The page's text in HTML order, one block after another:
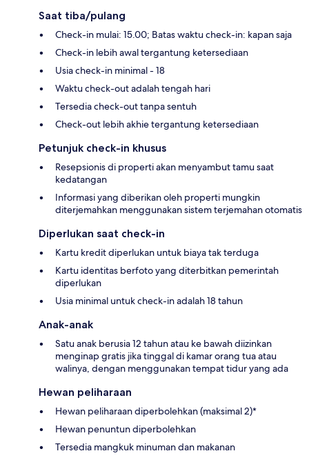
Saat tiba/pulang
Check-in mulai: 15.00; Batas waktu check-in: kapan saja
Check-in lebih awal tergantung ketersediaan
Usia check-in minimal - 18
Waktu check-out adalah tengah hari
Tersedia check-out tanpa sentuh
Check-out lebih akhie tergantung ketersediaan
Petunjuk check-in khusus
Resepsionis di properti akan menyambut tamu saat
kedatangan
Informasi yang diberikan oleh properti mungkin
diterjemahkan menggunakan sistem terjemahan otomatis
Diperlukan saat check-in
Kartu kredit diperlukan untuk biaya tak terduga
Kartu identitas berfoto yang diterbitkan pemerintah
diperlukan
Usia minimal untuk check-in adalah 18 tahun
Anak-anak
Satu anak berusia 12 tahun atau ke bawah diizinkan
menginap gratis jika tinggal di kamar orang tua atau
walinya, dengan menggunakan tempat tidur yang ada
Hewan peliharaan
Hewan peliharaan diperbolehkan (maksimal 2)*
Hewan penuntun diperbolehkan
Tersedia mangkuk minuman dan makanan